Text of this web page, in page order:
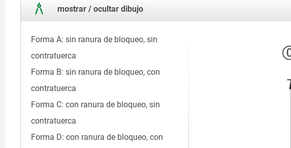
mostrar / ocultar dibujo
Forma A: sin ranura de bloqueo, sin
contratuerca
Forma B: sin ranura de bloqueo, con
contratuerca
Forma C: con ranura de bloqueo, sin
contratuerca
Forma D: con ranura de bloqueo, con